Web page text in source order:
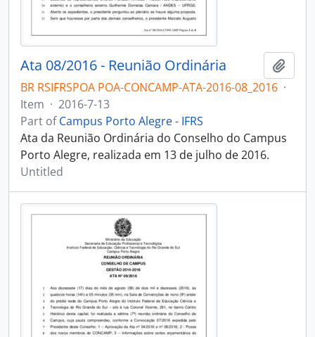
Ata 08/2016 - Reunião Ordinária
BR RSIFRSPOA POA-CONCAMP-ATA-2016-08_2016 ·
Item · 2016-7-13
Part ofCampus Porto Alegre - IFRS
Ata da Reunião Ordinária do Conselho do Campus
Porto Alegre, realizada em 13 de julho de 2016.
Untitled